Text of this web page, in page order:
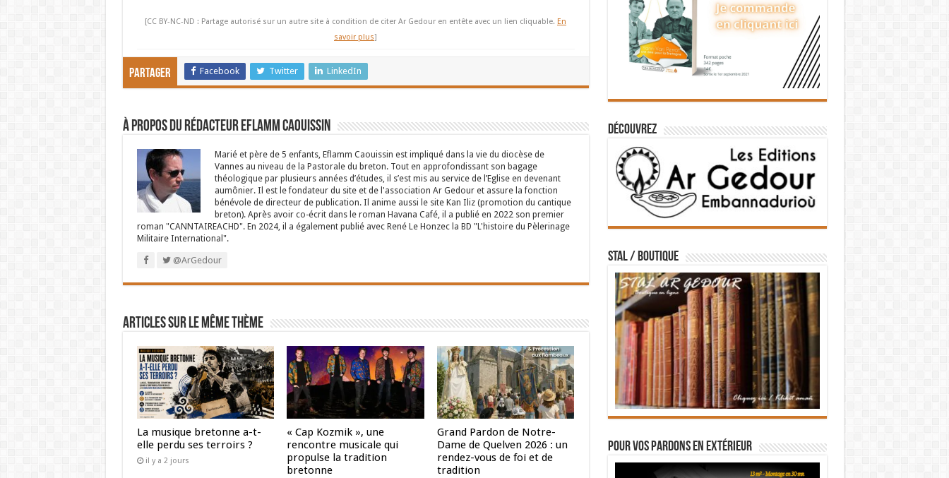
diminuer
[CC BY-NC-ND : Partage autorisé sur un autre site à condition de citer Ar Gedour en entête avec un lien cliquable. En
savoir plus]
Partager Facebook Twitter LinkedIn
À propos du rédacteur Eflamm Caouissin
Marié et père de 5 enfants, Eflamm Caouissin est impliqué dans la vie du diocèse de
Vannes au niveau de la Pastorale du breton. Tout en approfondissant son bagage
théologique par plusieurs années d’études, il s’est mis au service de l’Eglise en devenant
aumônier. Il est le fondateur du site et de l'association Ar Gedour et assure la fonction
bénévole de directeur de publication. Il anime aussi le site Kan Iliz (promotion du cantique
breton). Après avoir co-écrit dans le roman Havana Café, il a publié en 2022 son premier
roman "CANNTAIREACHD". En 2024, il a également publié avec René Le Honzec la BD "L'histoire du Pèlerinage
Militaire International".
@ArGedour
Articles sur le même thème
La musique bretonne a-t-
elle perdu ses terroirs ?
il y a 2 jours
« Cap Kozmik », une
rencontre musicale qui
propulse la tradition
bretonne
Grand Pardon de Notre-
Dame de Quelven 2026 : un
rendez-vous de foi et de
tradition
Découvrez
STAL / BOUTIQUE
Pour vos pardons en extérieur